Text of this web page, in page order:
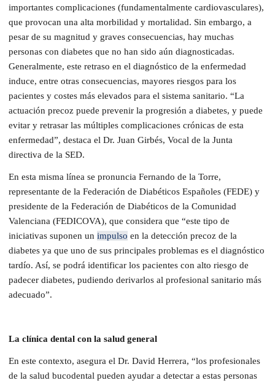
importantes complicaciones (fundamentalmente cardiovasculares),
que provocan una alta morbilidad y mortalidad. Sin embargo, a
pesar de su magnitud y graves consecuencias, hay muchas
personas con diabetes que no han sido aún diagnosticadas.
Generalmente, este retraso en el diagnóstico de la enfermedad
induce, entre otras consecuencias, mayores riesgos para los
pacientes y costes más elevados para el sistema sanitario. “La
actuación precoz puede prevenir la progresión a diabetes, y puede
evitar y retrasar las múltiples complicaciones crónicas de esta
enfermedad”, destaca el Dr. Juan Girbés, Vocal de la Junta
directiva de la SED.
En esta misma línea se pronuncia Fernando de la Torre,
representante de la Federación de Diabéticos Españoles (FEDE) y
presidente de la Federación de Diabéticos de la Comunidad
Valenciana (FEDICOVA), que considera que “este tipo de
iniciativas suponen un impulso en la detección precoz de la
diabetes ya que uno de sus principales problemas es el diagnóstico
tardío. Así, se podrá identificar los pacientes con alto riesgo de
padecer diabetes, pudiendo derivarlos al profesional sanitario más
adecuado”.
La clínica dental con la salud general
En este contexto, asegura el Dr. David Herrera, “los profesionales
de la salud bucodental pueden ayudar a detectar a estas personas